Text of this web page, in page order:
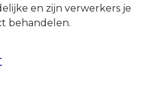
en zijn verwerkers je
behandelen.